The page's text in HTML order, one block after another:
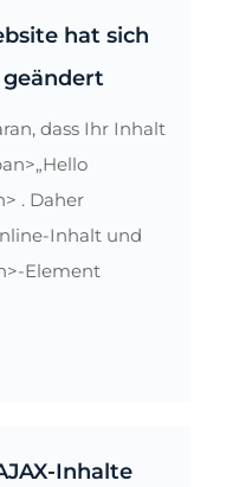
hat sich
geändert
dass Ihr Inhalt
. Daher
Inhalt und
Element
Inhalte